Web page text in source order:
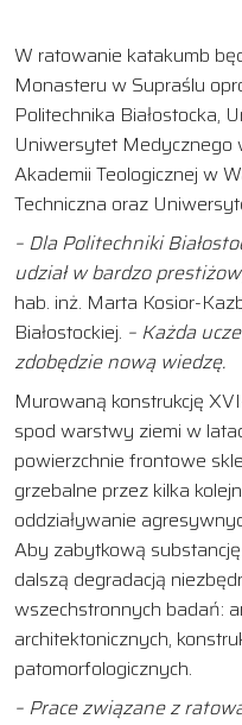
W ratowanie katakumb
Monasteru w Supraślu
Politechnika Białostocka,
Uniwersytet Medycznego
Akademii Teologicznej w
Techniczna oraz
– Dla Politechniki
udział w bardzo
hab. inż. Marta Kosior-
Białostockiej. – Każda
zdobędzie nową wiedzę.
Murowaną konstrukcję
spod warstwy ziemi w
powierzchnie frontowe
grzebalne przez kilka
oddziaływanie
Aby zabytkową
dalszą degradacją
wszechstronnych badań:
architektonicznych,
patomorfologicznych.
– Prace związane z